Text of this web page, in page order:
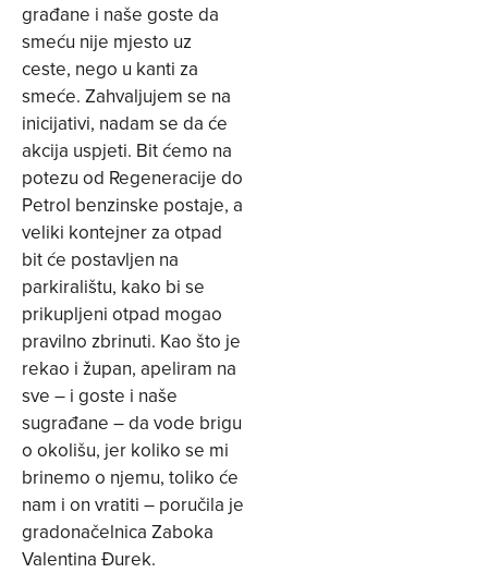
građane i naše goste da
smeću nije mjesto uz
ceste, nego u kanti za
smeće. Zahvaljujem se na
inicijativi, nadam se da će
akcija uspjeti. Bit ćemo na
potezu od Regeneracije do
Petrol benzinske postaje, a
veliki kontejner za otpad
bit će postavljen na
parkiralištu, kako bi se
prikupljeni otpad mogao
pravilno zbrinuti. Kao što je
rekao i župan, apeliram na
sve – i goste i naše
sugrađane – da vode brigu
o okolišu, jer koliko se mi
brinemo o njemu, toliko će
nam i on vratiti – poručila je
gradonačelnica Zaboka
Valentina Đurek.